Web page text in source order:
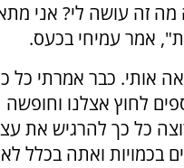
זה עושה לי? אני
אמר עמיחי בכעס.
אותי. כבר אמרתי כל
לחוץ אצלנו
כל כך להרגיש את
בכמויות ואתה בכלל